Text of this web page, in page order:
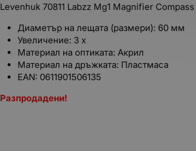
Levenhuk 70811 Labzz Mg1 Magnifier Compass
Диаметър на лещата (pазмери): 60 мм
Увеличение: 3 x
Материал на оптиката: Акрил
Материал на дръжката: Пластмаса
EAN: 0611901506135
Разпродадени!